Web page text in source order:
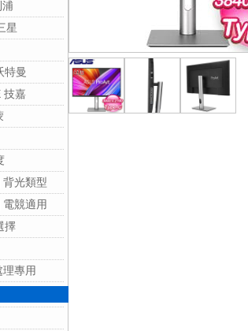
星
特曼
技嘉
光類型
競適用
擇
專用